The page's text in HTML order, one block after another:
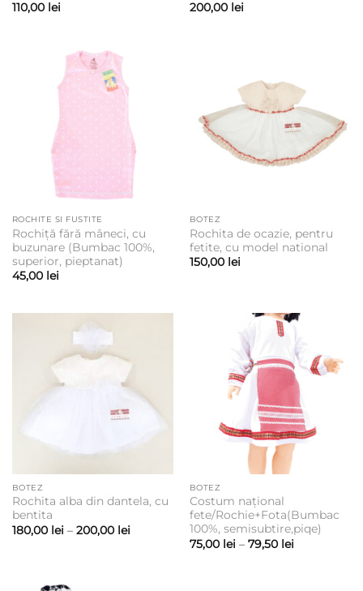
110,00 lei
200,00 lei
ROCHITE SI FUSTITE
Rochiță fără mâneci, cu
buzunare (Bumbac 100%,
superior, pieptanat)
45,00 lei
BOTEZ
Rochita de ocazie, pentru
fetite, cu model national
150,00 lei
BOTEZ
Rochita alba din dantela, cu
bentita
180,00 lei – 200,00 leiInterval
BOTEZ
Costum național
fete/Rochie+Fota(Bumbac
100%, semisubtire,piqe)
75,00 lei – 79,50 leiInterval